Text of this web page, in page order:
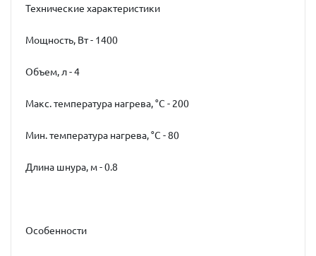
Технические характеристики
Мощность, Вт - 1400
Объем, л - 4
Макс. температура нагрева, °С - 200
Мин. температура нагрева, °С - 80
Длина шнура, м - 0.8
Особенности